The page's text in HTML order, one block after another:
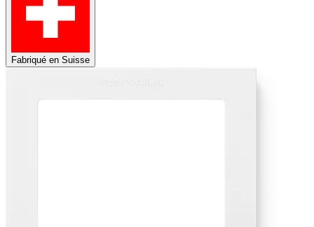
Fabriqué en Suisse